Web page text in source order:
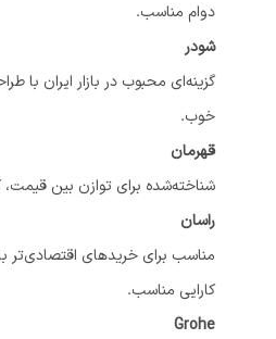
دوام مناسب.
شودر
گزینه‌ای محبوب در بازار ایران با
خوب.
قهرمان
شناخته‌شده برای توازن بین
راسان
مناسب برای خریدهای اقتصادی‌تر
کارایی مناسب.
Grohe